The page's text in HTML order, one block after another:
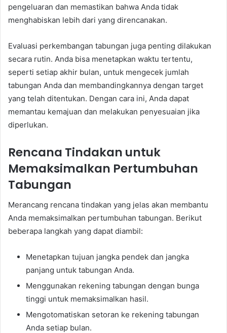
pengeluaran dan memastikan bahwa Anda tidak
menghabiskan lebih dari yang direncanakan.
Evaluasi perkembangan tabungan juga penting dilakukan
secara rutin. Anda bisa menetapkan waktu tertentu,
seperti setiap akhir bulan, untuk mengecek jumlah
tabungan Anda dan membandingkannya dengan target
yang telah ditentukan. Dengan cara ini, Anda dapat
memantau kemajuan dan melakukan penyesuaian jika
diperlukan.
Rencana Tindakan untuk
Memaksimalkan Pertumbuhan
Tabungan
Merancang rencana tindakan yang jelas akan membantu
Anda memaksimalkan pertumbuhan tabungan. Berikut
beberapa langkah yang dapat diambil:
Menetapkan tujuan jangka pendek dan jangka
panjang untuk tabungan Anda.
Menggunakan rekening tabungan dengan bunga
tinggi untuk memaksimalkan hasil.
Mengotomatiskan setoran ke rekening tabungan
Anda setiap bulan.